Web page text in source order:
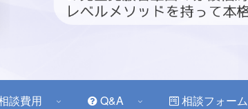
談費用 Q&A 相談フォーム